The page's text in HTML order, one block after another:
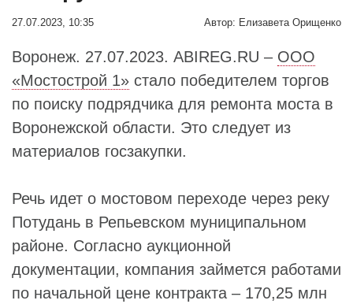
27.07.2023, 10:35 Автор: Елизавета Орищенко
Воронеж. 27.07.2023. ABIREG.RU – ООО
«Мостострой 1» стало победителем торгов
по поиску подрядчика для ремонта моста в
Воронежской области. Это следует из
материалов госзакупки.
Речь идет о мостовом переходе через реку
Потудань в Репьевском муниципальном
районе. Согласно аукционной
документации, компания займется работами
по начальной цене контракта – 170,25 млн